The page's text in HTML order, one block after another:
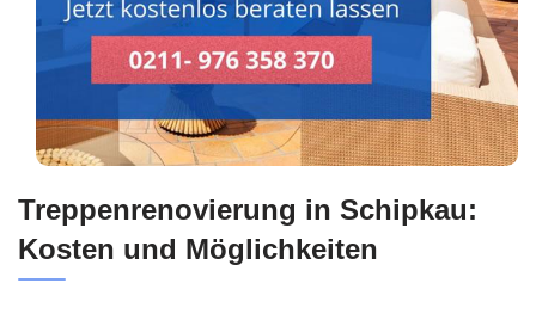
Treppenrenovierung in Schipkau:
Kosten und Möglichkeiten